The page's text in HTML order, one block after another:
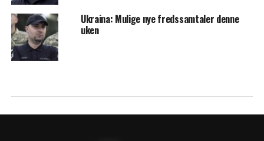
Ukraina: Mulige nye fredssamtaler denne
uken